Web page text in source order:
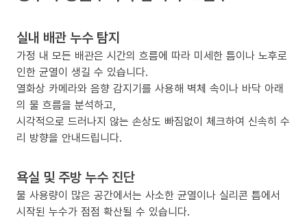
실내 배관 누수 탐지
가정 내 모든 배관은 시간의 흐름에 따라 미세한 틈이나 노후로
인한 균열이 생길 수 있습니다.
열화상 카메라와 음향 감지기를 사용해 벽체 속이나 바닥 아래
의 물 흐름을 분석하고,
시각적으로 드러나지 않는 손상도 빠짐없이 체크하여 신속히 수
리 방향을 안내드립니다.
욕실 및 주방 누수 진단
물 사용량이 많은 공간에서는 사소한 균열이나 실리콘 틈에서
시작된 누수가 점점 확산될 수 있습니다.